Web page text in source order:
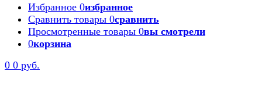
Избранное 0избранное
Сравнить товары 0сравнить
Просмотренные товары 0вы смотрели
0корзина
0 0 руб.